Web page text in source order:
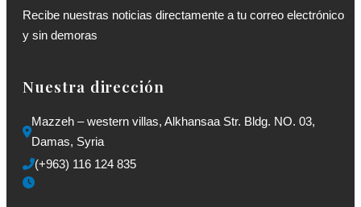
Recibe nuestras noticias directamente a tu correo electrónico
y sin demoras
Nuestra dirección
Mazzeh – western villas, Alkhansaa Str. Bldg. NO. 03,
Damas, Syria
(+963) 116 124 835